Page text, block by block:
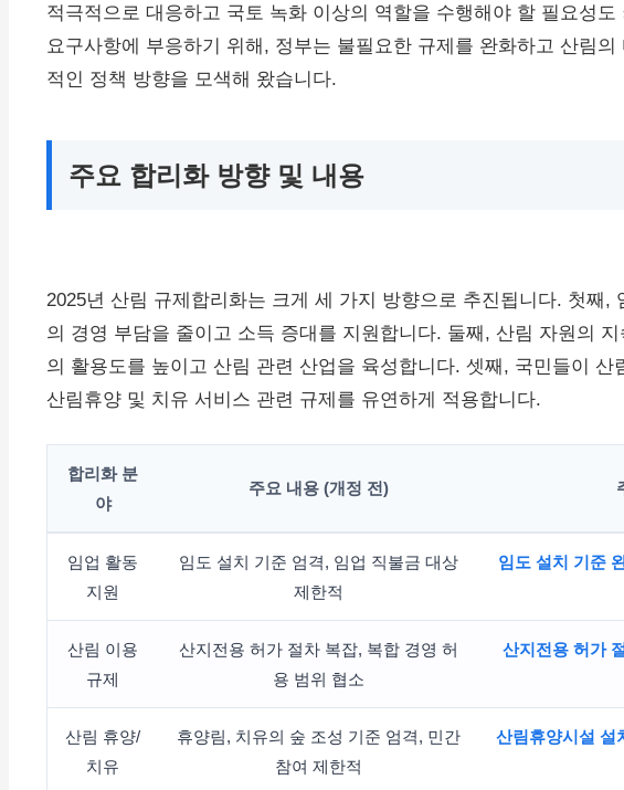
적극적으로 대응하고 국토 녹화 이상의 역할을 수행해야 할 필요성
요구사항에 부응하기 위해, 정부는 불필요한 규제를 완화하고 산림
적인 정책 방향을 모색해 왔습니다.
주요 합리화 방향 및 내용
2025년 산림 규제합리화는 크게 세 가지 방향으로 추진됩니다. 첫째,
의 경영 부담을 줄이고 소득 증대를 지원합니다. 둘째, 산림 자원의
의 활용도를 높이고 산림 관련 산업을 육성합니다. 셋째, 국민들이
산림휴양 및 치유 서비스 관련 규제를 유연하게 적용합니다.
합리화 분
야
주요 내용 (개정 전)
임업 활동
지원
임도 설치 기준 엄격, 임업 직불금 대상
제한적
임도 설치 기준
산림 이용
규제
산지전용 허가 절차 복잡, 복합 경영 허
용 범위 협소
산지전용 허가
산림 휴양/
치유
휴양림, 치유의 숲 조성 기준 엄격, 민간
참여 제한적
산림휴양시설 설